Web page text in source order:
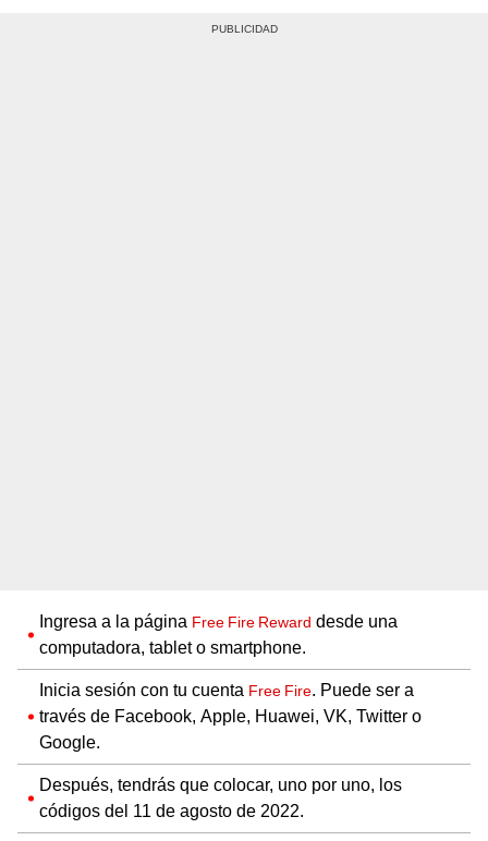
Ingresa a la página Free Fire Reward desde una
computadora, tablet o smartphone.
Inicia sesión con tu cuenta Free Fire. Puede ser a
través de Facebook, Apple, Huawei, VK, Twitter o
Google.
Después, tendrás que colocar, uno por uno, los
códigos del 11 de agosto de 2022.